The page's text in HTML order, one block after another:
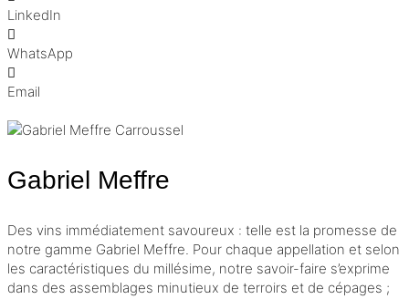
LinkedIn
WhatsApp
Email
Gabriel Meffre
Des vins immédiatement savoureux : telle est la promesse de
notre gamme Gabriel Meffre. Pour chaque appellation et selon
les caractéristiques du millésime, notre savoir-faire s’exprime
dans des assemblages minutieux de terroirs et de cépages ;